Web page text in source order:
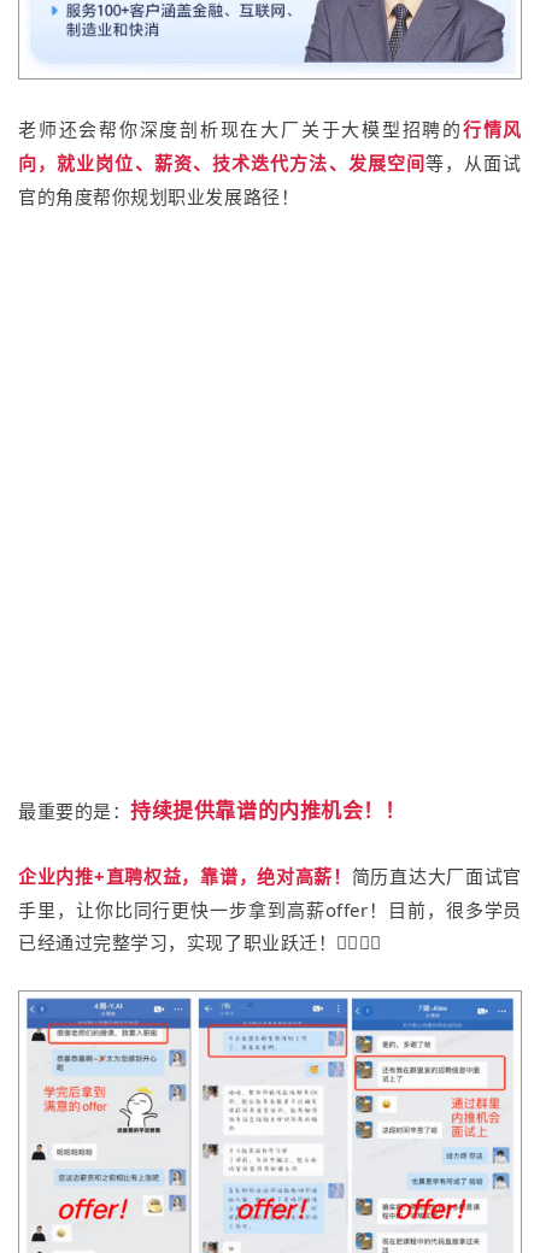
老师还会帮你深度剖析现在大厂关于大模型招聘的行情风
向，就业岗位、薪资、技术迭代方法、发展空间等，从面试
官的角度帮你规划职业发展路径！
最重要的是：持续提供靠谱的内推机会！！
企业内推+直聘权益，靠谱，绝对高薪！ 简历直达大厂面试官
手里，让你比同行更快一步拿到高薪offer！目前，很多学员
已经通过完整学习，实现了职业跃迁！👇🏻👇🏻